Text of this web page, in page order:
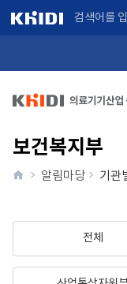
보건복지부
home알림마당 기관
전체